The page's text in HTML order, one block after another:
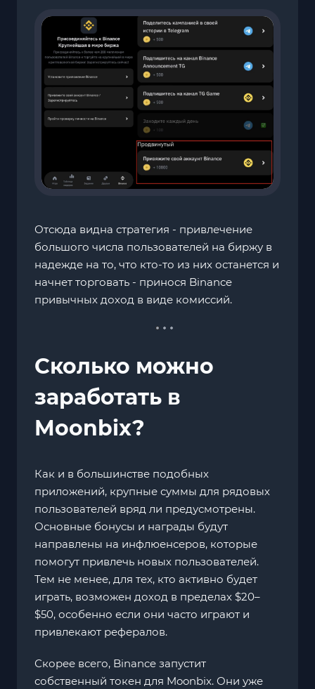
Отсюда видна стратегия - привлечение
большого числа пользователей на биржу в
надежде на то, что кто-то из них останется и
начнет торговать - принося Binance
привычных доход в виде комиссий.
Сколько можно
заработать в
Moonbix?
Как и в большинстве подобных
приложений, крупные суммы для рядовых
пользователей вряд ли предусмотрены.
Основные бонусы и награды будут
направлены на инфлюенсеров, которые
помогут привлечь новых пользователей.
Тем не менее, для тех, кто активно будет
играть, возможен доход в пределах $20–
$50, особенно если они часто играют и
привлекают рефералов.
Скорее всего, Binance запустит
собственный токен для Moonbix. Они уже